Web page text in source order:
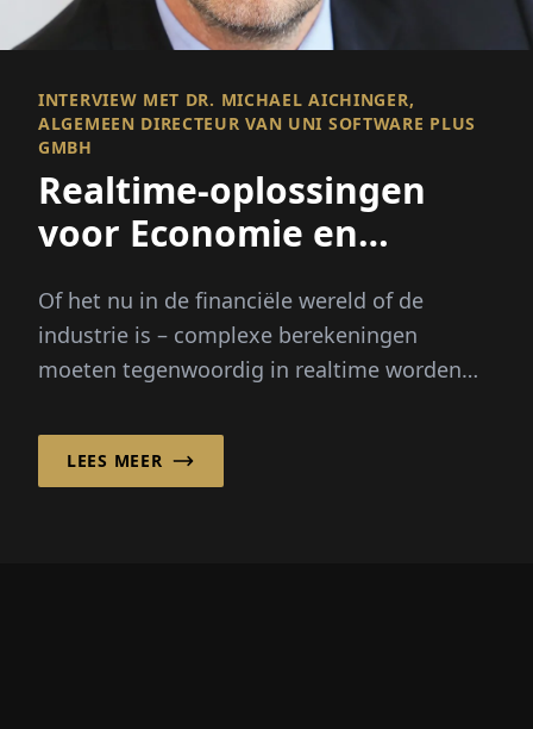
INTERVIEW MET DR. MICHAEL AICHINGER,
ALGEMEEN DIRECTEUR VAN UNI SOFTWARE PLUS
GMBH
Realtime-oplossingen
voor Economie en
Of het nu in de financiële wereld of de
industrie is – complexe berekeningen
moeten tegenwoordig in realtime worden
GmbH gespecialiseerd: Zij combi...
LEES MEER